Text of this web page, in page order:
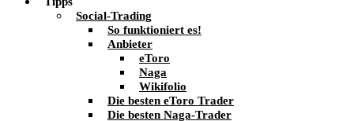
Social-Trading
So funktioniert es!
Anbieter
eToro
Naga
Wikifolio
Die besten eToro Trader
Die besten Naga-Trader